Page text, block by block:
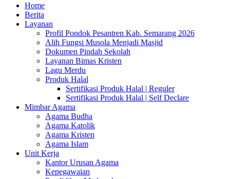
Home
Berita
Layanan
Profil Pondok Pesantren Kab. Semarang 2026
Alih Fungsi Musola Menjadi Masjid
Dokumen Pindah Sekolah
Layanan Bimas Kristen
Lagu Merdu
Produk Halal
Sertifikasi Produk Halal | Reguler
Sertifikasi Produk Halal | Self Declare
Mimbar Agama
Agama Budha
Agama Katolik
Agama Kristen
Agama Islam
Unit Kerja
Kantor Urusan Agama
Kepegawaian